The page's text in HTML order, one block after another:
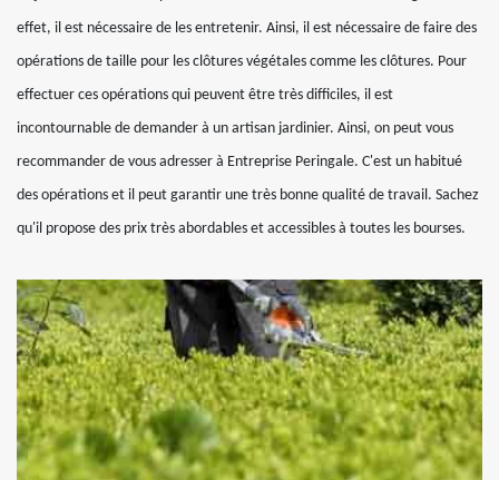
effet, il est nécessaire de les entretenir. Ainsi, il est nécessaire de faire des
opérations de taille pour les clôtures végétales comme les clôtures. Pour
effectuer ces opérations qui peuvent être très difficiles, il est
incontournable de demander à un artisan jardinier. Ainsi, on peut vous
recommander de vous adresser à Entreprise Peringale. C'est un habitué
des opérations et il peut garantir une très bonne qualité de travail. Sachez
qu'il propose des prix très abordables et accessibles à toutes les bourses.